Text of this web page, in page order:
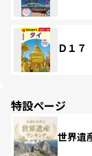
Ｄ１
特設ページ
世界遺